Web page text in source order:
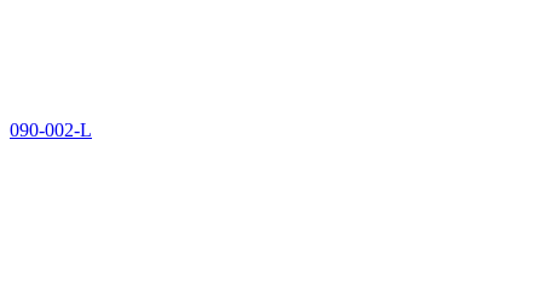
090-002-L